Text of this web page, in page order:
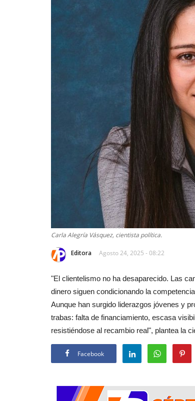
Carla Alegría Vásquez, cientista política.
Editora Agosto 24, 2025 - 08:22
"El clientelismo no ha desaparecido. Las
dinero siguen condicionando la
Aunque han surgido liderazgos jóvenes y
trabas: falta de financiamiento, escasa
resistiéndose al recambio real", plantea la
Facebook